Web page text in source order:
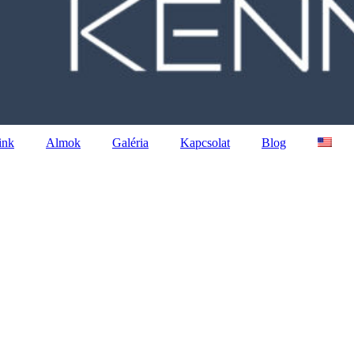
Almok Galéria Kapcsolat Blog